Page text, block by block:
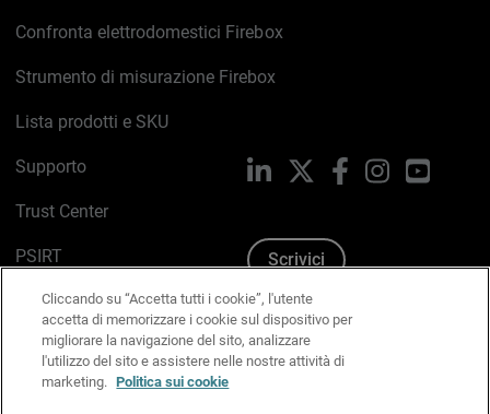
Confronta elettrodomestici Firebox
Strumento di misurazione Firebox
Lista prodotti e SKU
Supporto
Trust Center
PSIRT
Politica sui cookie
Informativa sulla privacy
Kit Media & Brand
LinkedIn FacebookInstagram
Scrivici
Cliccando su “Accetta tutti i cookie”, l'utente
accetta di memorizzare i cookie sul dispositivo per
migliorare la navigazione del sito, analizzare
l'utilizzo del sito e assistere nelle nostre attività di
marketing. Politica sui cookie